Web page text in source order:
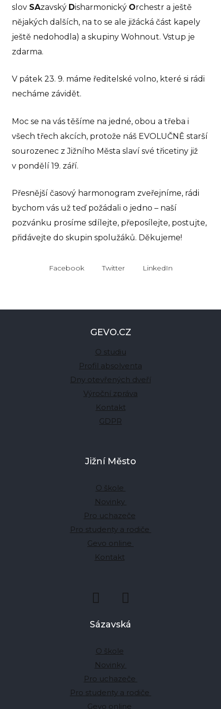
slov SAzavský Disharmonický Orchestr a ještě
nějakých dalších, na to se ale jižácká část kapely
ještě nedohodla) a skupiny Wohnout. Vstup je
zdarma.
V pátek 23. 9. máme ředitelské volno, které si rádi
necháme závidět.
Moc se na vás těšíme na jedné, obou a třeba i
všech třech akcích, protože náš EVOLUČNĚ starší
sourozenec z Jižního Města slaví své třicetiny již
v pondělí 19. září.
Přesnější časový harmonogram zveřejníme, rádi
bychom vás už teď požádali o jedno – naší
pozvánku prosíme sdílejte, přeposílejte, postujte,
přidávejte do skupin spolužáků. Děkujeme!
Facebook Twitter LinkedIn
GEVO.CZ
O studiu
Profil absolventa
Dny otevřených dveří
Výroční zpráva
Kontakt
GDPR
Jižní Město
O škole
Novinky
Pro uchazeče
Pro studenty a rodiče
Gevo online
Kontakt
Sázavská
O škole
Novinky
Pro uchazeče
Pro studenty a rodiče
Gevo online